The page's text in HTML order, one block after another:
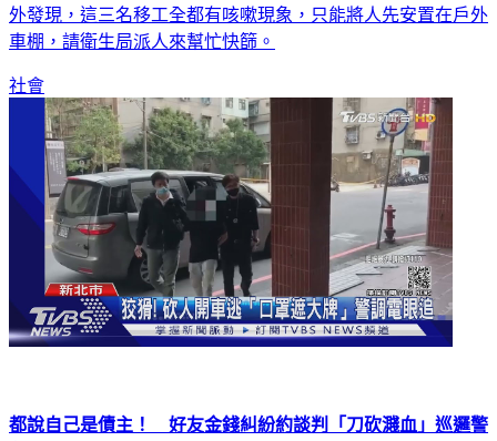
外發現，這三名移工全都有咳嗽現象，只能將人先安置在戶外
車棚，請衛生局派人來幫忙快篩。
社會
都說自己是債主！ 好友金錢糾紛約談判「刀砍濺血」巡邏警